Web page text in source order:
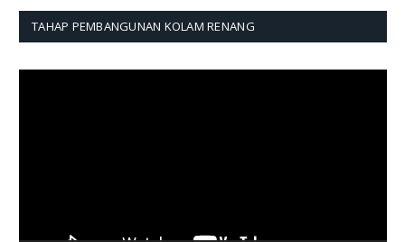
TAHAP PEMBANGUNAN KOLAM RENANG